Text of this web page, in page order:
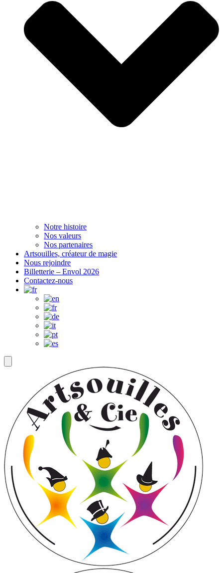
Notre histoire
Nos valeurs
Nos partenaires
Artsouilles, créateur de magie
Nous rejoindre
Billetterie – Envol 2026
Contactez-nous